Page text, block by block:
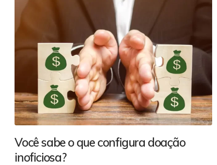
Você sabe o que configura doação
inoficiosa?